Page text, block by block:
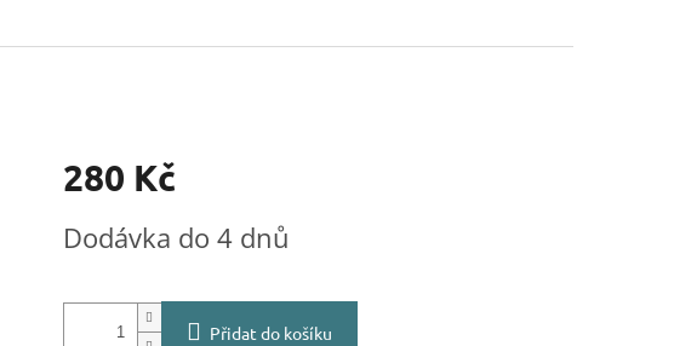
280 Kč
cena:
Dodávka do 4 dnů
Přidat do košíku